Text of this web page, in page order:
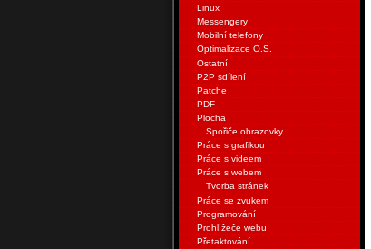
Linux
Messengery
Mobilní telefony
Optimalizace O.S.
Ostatní
P2P sdílení
Patche
PDF
Plocha
Spořiče obrazovky
Práce s grafikou
Práce s videem
Práce s webem
Tvorba stránek
Práce se zvukem
Programování
Prohlížeče webu
Přetaktování